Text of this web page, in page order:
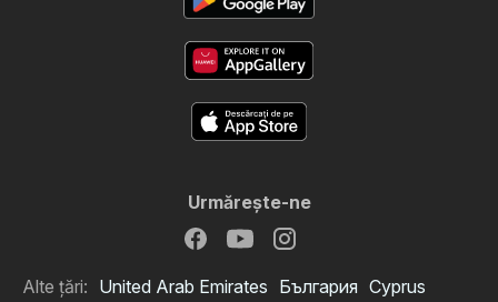
Urmăreşte-ne
Alte țări: United Arab Emirates България Cyprus